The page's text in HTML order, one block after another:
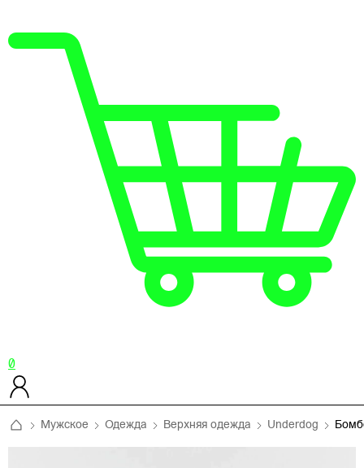
0
Мужское Одежда Верхняя одежда Underdog